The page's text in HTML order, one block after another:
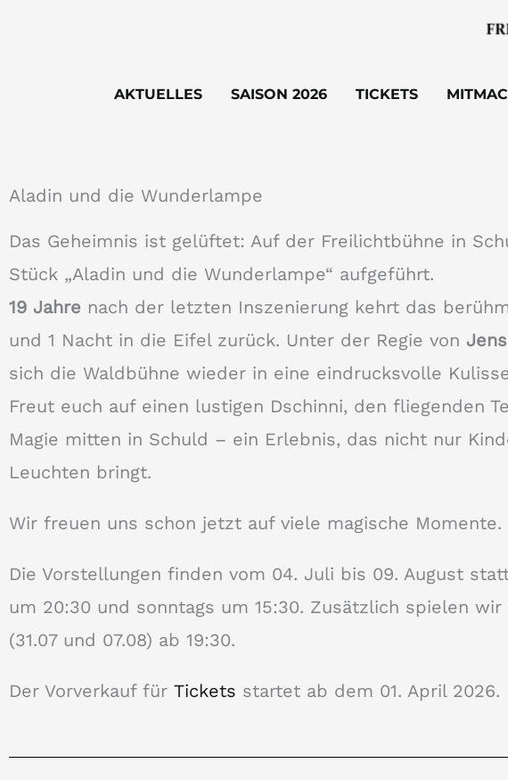
AKTUELLES SAISON 2026 TICKETS
Aladin und die Wunderlampe
Das Geheimnis ist gelüftet: Auf der Freilichtbühne in
Stück „Aladin und die Wunderlampe“ aufgeführt.
19 Jahre nach der letzten Inszenierung kehrt das
und 1 Nacht in die Eifel zurück. Unter der Regie von
sich die Waldbühne wieder in eine eindrucksvolle
Freut euch auf einen lustigen Dschinni, den fliegenden
Magie mitten in Schuld – ein Erlebnis, das nicht nur
Leuchten bringt.
Wir freuen uns schon jetzt auf viele magische Momente.
Die Vorstellungen finden vom 04. Juli bis 09. August
um 20:30 und sonntags um 15:30. Zusätzlich spielen wir
(31.07 und 07.08) ab 19:30.
Der Vorverkauf für Tickets startet ab dem 01. April 2026.